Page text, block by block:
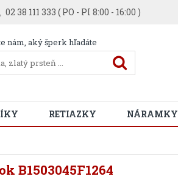
02 38 111 333 ( PO - PI 8:00 - 16:00 )
nám, aký šperk hľadáte
RETIAZKY NÁRAMKY
B1503045F1264